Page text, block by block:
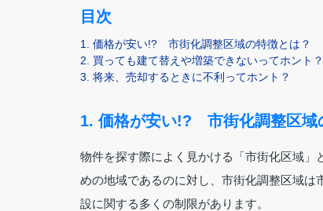
目次
1. 価格が安い!? 市街化調整区域の特徴とは？
2. 買っても建て替えや増築できないってホント？
3. 将来、売却するときに不利ってホント？
1. 価格が安い!? 市街化調整区域
物件を探す際によく見かける「市街化区域
めの地域であるのに対し、市街化調整区域
設に関する多くの制限があります。